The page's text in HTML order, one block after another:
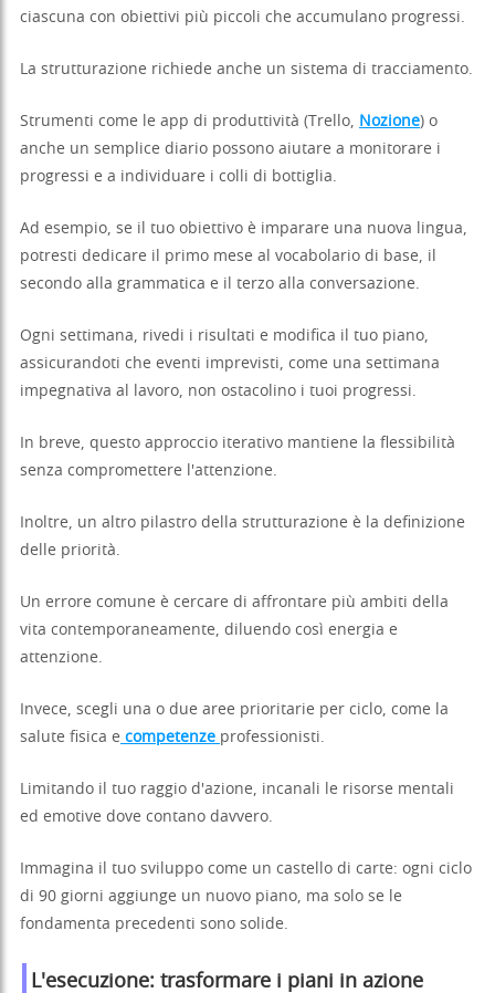
ciascuna con obiettivi più piccoli che accumulano progressi.
La strutturazione richiede anche un sistema di tracciamento.
Strumenti come le app di produttività (Trello, Nozione) o
anche un semplice diario possono aiutare a monitorare i
progressi e a individuare i colli di bottiglia.
Ad esempio, se il tuo obiettivo è imparare una nuova lingua,
potresti dedicare il primo mese al vocabolario di base, il
secondo alla grammatica e il terzo alla conversazione.
Ogni settimana, rivedi i risultati e modifica il tuo piano,
assicurandoti che eventi imprevisti, come una settimana
impegnativa al lavoro, non ostacolino i tuoi progressi.
In breve, questo approccio iterativo mantiene la flessibilità
senza compromettere l'attenzione.
Inoltre, un altro pilastro della strutturazione è la definizione
delle priorità.
Un errore comune è cercare di affrontare più ambiti della
vita contemporaneamente, diluendo così energia e
attenzione.
Invece, scegli una o due aree prioritarie per ciclo, come la
salute fisica e competenze professionisti.
Limitando il tuo raggio d'azione, incanali le risorse mentali
ed emotive dove contano davvero.
Immagina il tuo sviluppo come un castello di carte: ogni ciclo
di 90 giorni aggiunge un nuovo piano, ma solo se le
fondamenta precedenti sono solide.
L'esecuzione: trasformare i piani in azione